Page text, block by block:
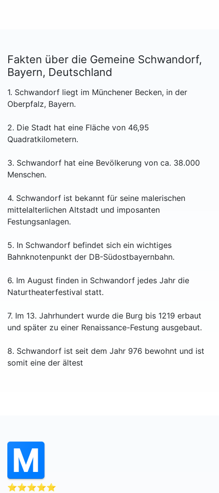
Fakten über die Gemeine Schwandorf,
Bayern, Deutschland
1. Schwandorf liegt im Münchener Becken, in der
Oberpfalz, Bayern.
2. Die Stadt hat eine Fläche von 46,95
Quadratkilometern.
3. Schwandorf hat eine Bevölkerung von ca. 38.000
Menschen.
4. Schwandorf ist bekannt für seine malerischen
mittelalterlichen Altstadt und imposanten
Festungsanlagen.
5. In Schwandorf befindet sich ein wichtiges
Bahnknotenpunkt der DB-Südostbayernbahn.
6. Im August finden in Schwandorf jedes Jahr die
Naturtheaterfestival statt.
7. Im 13. Jahrhundert wurde die Burg bis 1219 erbaut
und später zu einer Renaissance-Festung ausgebaut.
8. Schwandorf ist seit dem Jahr 976 bewohnt und ist
somit eine der ältest
⭐⭐⭐⭐⭐